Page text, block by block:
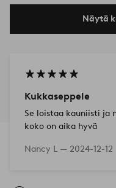
Näytä
Kukkaseppele
Se loistaa kauniisti ja
koko on aika hyvä
Nancy L — 2024-12-12